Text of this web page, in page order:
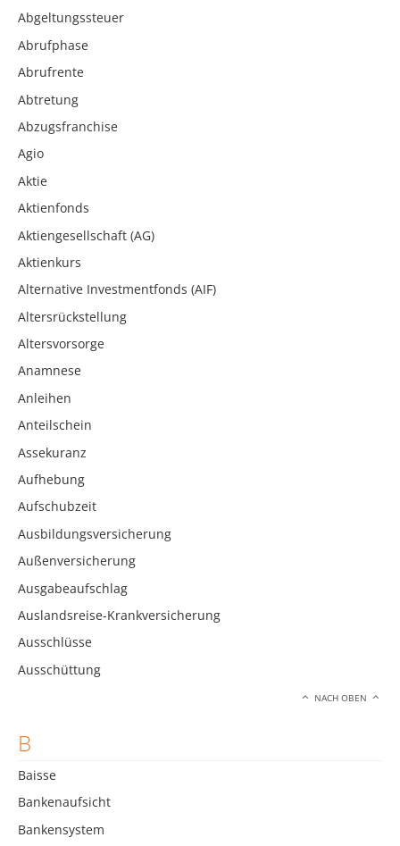
Abgeltungssteuer
Abrufphase
Abrufrente
Abtretung
Abzugsfranchise
Agio
Aktie
Aktienfonds
Aktiengesellschaft (AG)
Aktienkurs
Alternative Investmentfonds (AIF)
Altersrückstellung
Altersvorsorge
Anamnese
Anleihen
Anteilschein
Assekuranz
Aufhebung
Aufschubzeit
Ausbildungsversicherung
Außenversicherung
Ausgabeaufschlag
Auslandsreise-Krankversicherung
Ausschlüsse
Ausschüttung
NACH OBEN
B
Baisse
Bankenaufsicht
Bankensystem